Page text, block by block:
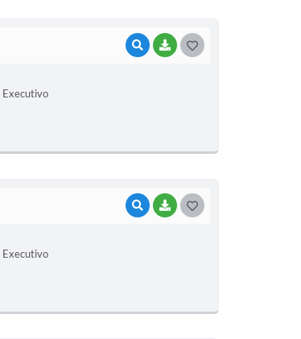
VISUALIZAR
BAIXAR
Executivo
VISUALIZAR
BAIXAR
Executivo